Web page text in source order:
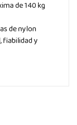
de 140 kg
de nylon
fiabilidad y